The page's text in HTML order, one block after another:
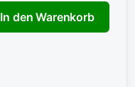
In den Warenkorb